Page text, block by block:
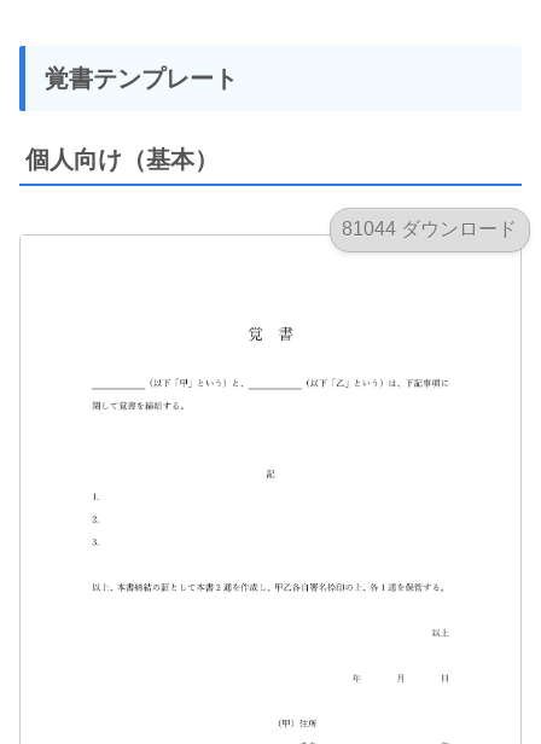
覚書テンプレート
個人向け（基本）
81044 ダウンロード